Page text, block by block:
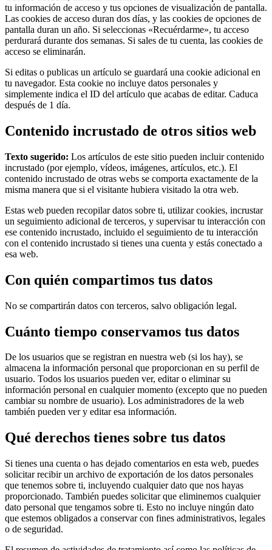
tu información de acceso y tus opciones de visualización de pantalla.
Las cookies de acceso duran dos días, y las cookies de opciones de
pantalla duran un año. Si seleccionas «Recuérdarme», tu acceso
perdurará durante dos semanas. Si sales de tu cuenta, las cookies de
acceso se eliminarán.
Si editas o publicas un artículo se guardará una cookie adicional en
tu navegador. Esta cookie no incluye datos personales y
simplemente indica el ID del artículo que acabas de editar. Caduca
después de 1 día.
Contenido incrustado de otros sitios web
Texto sugerido: Los artículos de este sitio pueden incluir contenido
incrustado (por ejemplo, vídeos, imágenes, artículos, etc.). El
contenido incrustado de otras webs se comporta exactamente de la
misma manera que si el visitante hubiera visitado la otra web.
Estas web pueden recopilar datos sobre ti, utilizar cookies, incrustar
un seguimiento adicional de terceros, y supervisar tu interacción con
ese contenido incrustado, incluido el seguimiento de tu interacción
con el contenido incrustado si tienes una cuenta y estás conectado a
esa web.
Con quién compartimos tus datos
No se compartirán datos con terceros, salvo obligación legal.
Cuánto tiempo conservamos tus datos
De los usuarios que se registran en nuestra web (si los hay), se
almacena la información personal que proporcionan en su perfil de
usuario. Todos los usuarios pueden ver, editar o eliminar su
información personal en cualquier momento (excepto que no pueden
cambiar su nombre de usuario). Los administradores de la web
también pueden ver y editar esa información.
Qué derechos tienes sobre tus datos
Si tienes una cuenta o has dejado comentarios en esta web, puedes
solicitar recibir un archivo de exportación de los datos personales
que tenemos sobre ti, incluyendo cualquier dato que nos hayas
proporcionado. También puedes solicitar que eliminemos cualquier
dato personal que tengamos sobre ti. Esto no incluye ningún dato
que estemos obligados a conservar con fines administrativos, legales
o de seguridad.